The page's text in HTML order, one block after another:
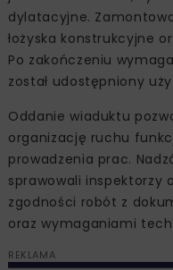
dylatacyjne.
łożyska konstrukcyjne
Po zakończeniu
został udostępniony
Oddanie wiaduktu
organizację ruchu
prowadzenia prac.
sprawowali inspektorzy
zgodności robót z
oraz wymaganiami
REKLAMA